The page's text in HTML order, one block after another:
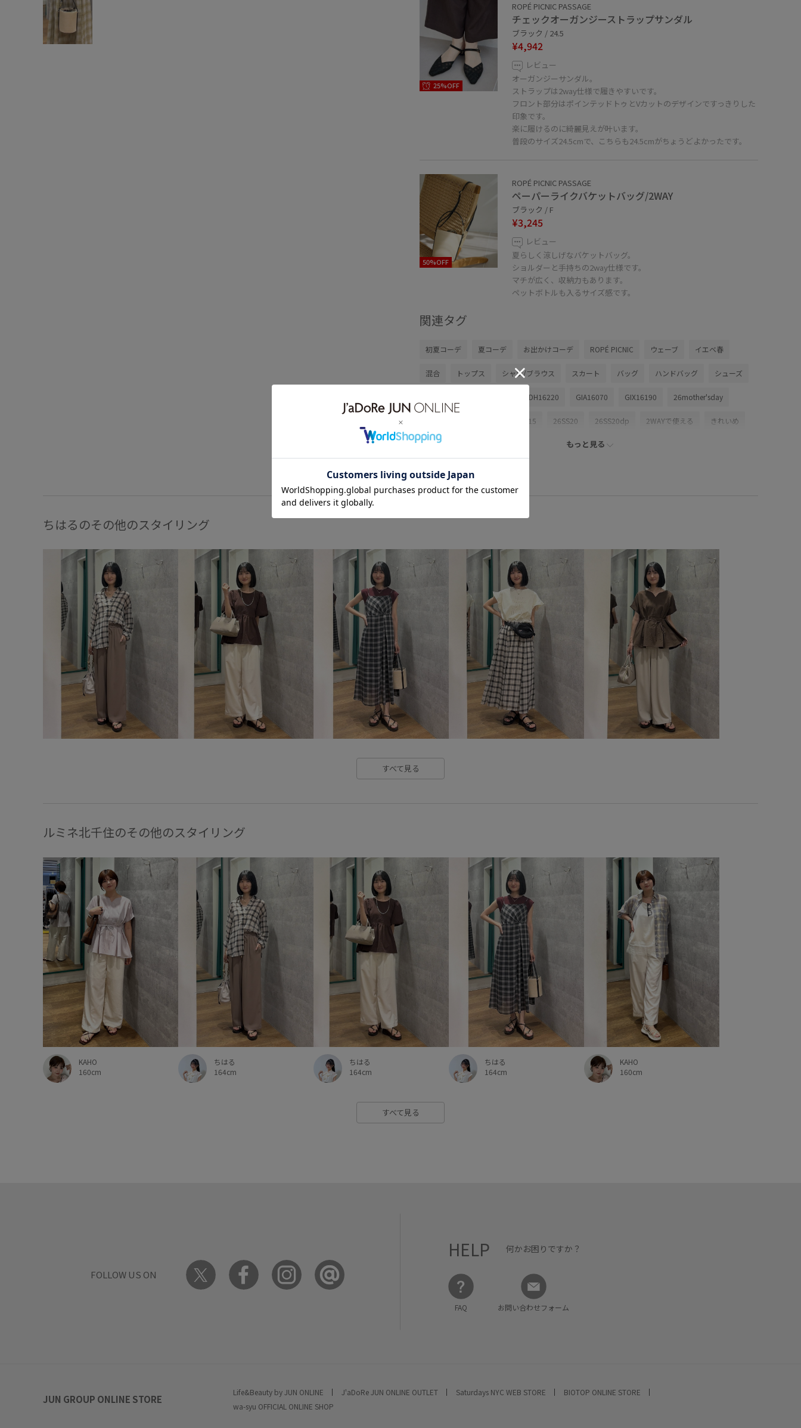
25%OFF
ROPÉ PICNIC PASSAGE
チェックオーガンジーストラップサンダル
ブラック / 24.5
¥4,942
レビュー
オーガンジーサンダル。
ストラップは2way仕様で履きやすいです。
フロント部分はポインテッドトゥとVカットのデザインですっきりした
印象です。
楽に履けるのに綺麗見えが叶います。
普段のサイズ24.5cmで、こちらも24.5cmがちょうどよかったです。
50%OFF
ROPÉ PICNIC PASSAGE
ペーパーライクバケットバッグ/2WAY
ブラック / F
¥3,245
レビュー
夏らしく涼しげなバケットバッグ。
ショルダーと手持ちの2way仕様です。
マチが広く、収納力もあります。
ペットボトルも入るサイズ感です。
関連タグ
初夏コーデ 夏コーデ お出かけコーデ ROPÉ PICNIC ウェーブ イエベ春
混合 トップス シャツ/ブラウス スカート バッグ ハンドバッグ シューズ
GDH16220 GIA16070 GIX16190 26mother'sday
26SS15 26SS20 26SS20dp 2WAYで使える きれいめ
こなれ感 しっかりホールド アンクルストラップ
コーディネートのアクセント
シボ感 シンプル スッキリ
ナイロン ニット ノースリーブ フレアスカート
フレアヒール フレンチスリーブ ポリエステル
モノトーン モード リラックススタイル ワイドパンツ
切り替え 女性らしさ 幅広 快適 快適なはき心地
抜け感 日傘 旬の着こなし 歩きやすい 清涼感
細く見える 羽織としても使える 肌離れが良い
見た目以上の収納
もっと見る
ちはるのその他のスタイリング
すべて見る
ルミネ北千住のその他のスタイリング
KAHO
160cm
ちはる
164cm
ちはる
164cm
ちはる
164cm
KAHO
160cm
すべて見る
FOLLOW US ON
HELP 何かお困りですか？
FAQ お問い合わせフォーム
JUN GROUP ONLINE STORE
Life&Beauty by JUN ONLINE J'aDoRe JUN ONLINE OUTLET Saturdays NYC WEB STORE
BIOTOP ONLINE STORE
wa-syu OFFICIAL ONLINE SHOP